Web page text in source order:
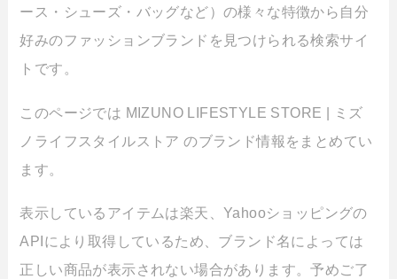
ース・シューズ・バッグなど）の様々な特徴から自分
好みのファッションブランドを見つけられる検索サイ
トです。
このページでは MIZUNO LIFESTYLE STORE | ミズ
ノライフスタイルストア のブランド情報をまとめてい
ます。
表示しているアイテムは楽天、Yahooショッピングの
APIにより取得しているため、ブランド名によっては
正しい商品が表示されない場合があります。予めご了